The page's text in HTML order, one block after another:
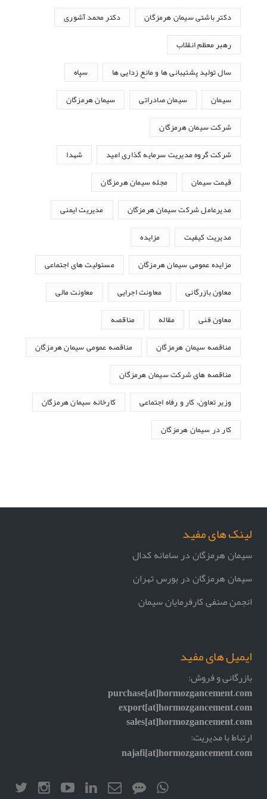
دکتر باشتی سیمان هرمزگان دکتر محمد آشوری
رهبر معظم انقلاب
سال تولید پشتیبانی ها و مانع زدایی ها سپاه
سیمان سیمان صادراتی سیمان هرمزگان
شرکت سیمان هرمزگان
شرکت گروه مدیریت سرمایه گذاری امید شهدا
قیمت سیمان مجله سیمان هرمزگان
مدیرعامل شرکت سیمان هرمزگان مدیریت ایمنی
مدیریت کیفیت مزایده
مزایده عمومی سیمان هرمزگان مسئولیت های اجتماعی
معاون بازرگانی معاونت اجرایی معاونت مالی
معاون فنی مقاله مناقصه
مناقصه سیمان هرمزگان مناقصه عمومی سیمان هرمزگان
مناقصه های شرکت سیمان هرمزگان
وزیر تعاون، کار و رفاه اجتماعی کارخانه سیمان هرمزگان
کار در سیمان هرمزگان
لینک های مفید
سیمان هرمزگان در سامانه کدال
سیمان هرمزگان در بورس تهران
انجمن صنفی کارفرمایان سیمان
ایمیل های مفید
بازرگانی و فروش:
purchase[at]hormozgancement.com
export[at]hormozgancement.com
sales[at]hormozgancement.com
ارتباط با مدیریت:
najafi[at]hormozgancement.com